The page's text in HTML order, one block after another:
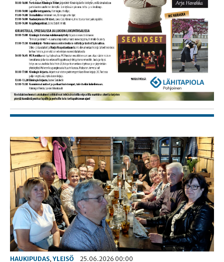
HAUKIPUDAS, YLEISÖ 25.06.2026 00:00